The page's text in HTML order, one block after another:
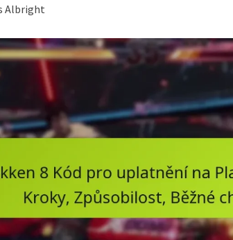
Albright